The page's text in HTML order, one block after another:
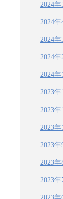
2024年
2024年
2024年
2024年
2024年
2023年
2023年
2023年
2023年
2023年
2023年